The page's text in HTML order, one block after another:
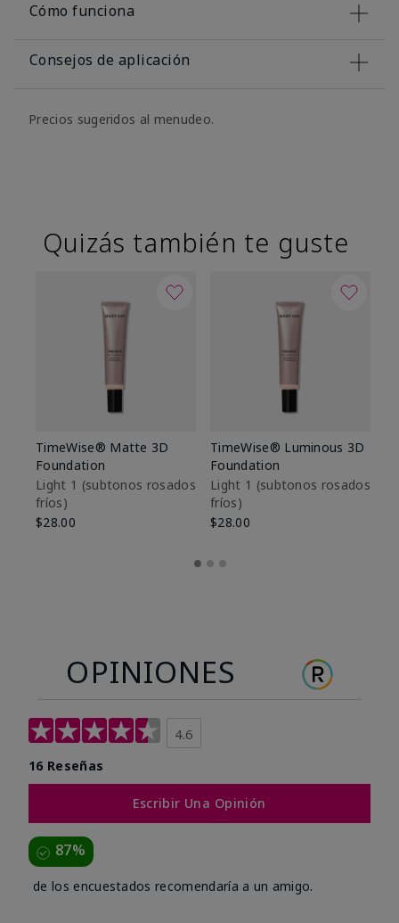
Cómo funciona
Consejos de aplicación
Precios sugeridos al menudeo.
Quizás también te guste
TimeWise® Matte 3D
Foundation
Light 1​ (subtonos rosados
fríos)
$28.00
TimeWise® Luminous 3D
Foundation
Light 1​ (subtonos rosados
fríos)
$28.00
OPINIONES
4.6
16 Reseñas
Escribir Una Opinión
87%
de los encuestados recomendaría a un amigo.